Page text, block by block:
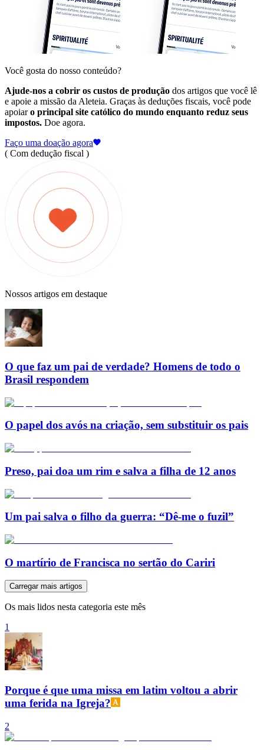
Você gosta do nosso conteúdo?
Ajude-nos a cobrir os custos de produção dos artigos que você lê
e apoie a missão da Aleteia. Graças às deduções fiscais, você pode
apoiaro principal site católico do mundo enquanto reduz seus
impostos. Doe agora.
Faço uma doação agora
( Com dedução fiscal )
Nossos artigos em destaque
O que faz um pai de verdade? Homens de todo o
Brasil respondem
O papel dos avós na criação, sem substituir os pais
Preso, pai doa um rim e salva a filha de 12 anos
Um pai salva o filho da guerra: “Dê-me o fuzil”
O martírio de Francisca no sertão do Cariri
Carregar mais artigos
Os mais lidos nesta categoria este mês
1
Porque é que uma missa em latim voltou a abrir
uma ferida na Igreja?
2